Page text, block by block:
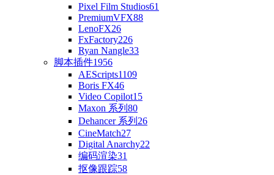
Pixel Film Studios61
PremiumVFX88
LenoFX26
FxFactory226
Ryan Nangle33
脚本插件1956
AEScripts1109
Boris FX46
Video Copilot15
Maxon 系列 80
Dehancer 系列 26
CineMatch27
Digital Anarchy22
编码渲染31
抠像跟踪58